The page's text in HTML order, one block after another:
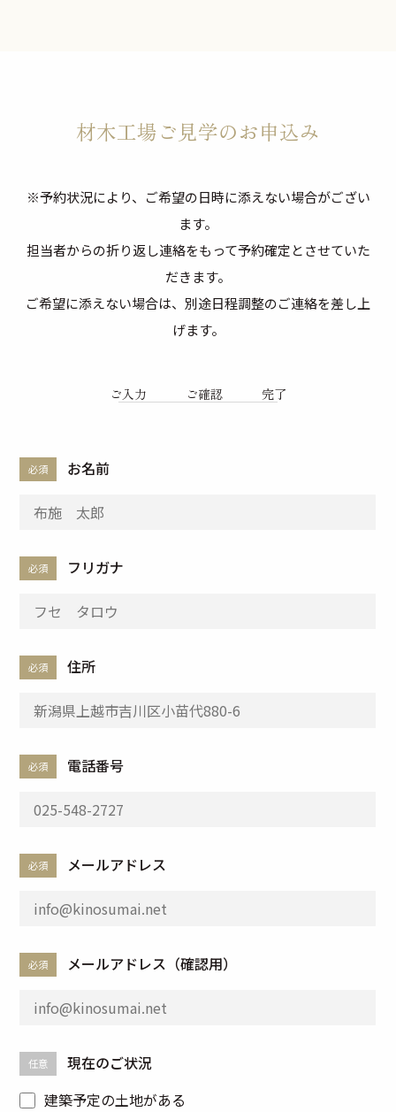
材木工場ご見学のお申込み
※予約状況により、ご希望の日時に添えない場合がござい
ます。
担当者からの折り返し連絡をもって予約確定とさせていた
だきます。
ご希望に添えない場合は、別途日程調整のご連絡を差し上
げます。
ご入力 ご確認 完了
必須 お名前
必須 フリガナ
必須 住所
必須 電話番号
必須 メールアドレス
必須 メールアドレス（確認用）
任意
現在のご状況
建築予定の土地がある